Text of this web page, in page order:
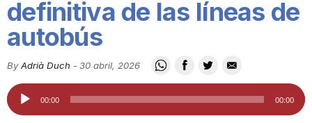
i
t
definitiva de las líneas de
autobús
By Adrià Duch -30 abril, 2026
Reproductor
de
00:00 00:00